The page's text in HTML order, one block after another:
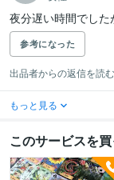
夜分遅い時間でした
参考になった
出品者からの返信を読む
もっと見る
このサービスを